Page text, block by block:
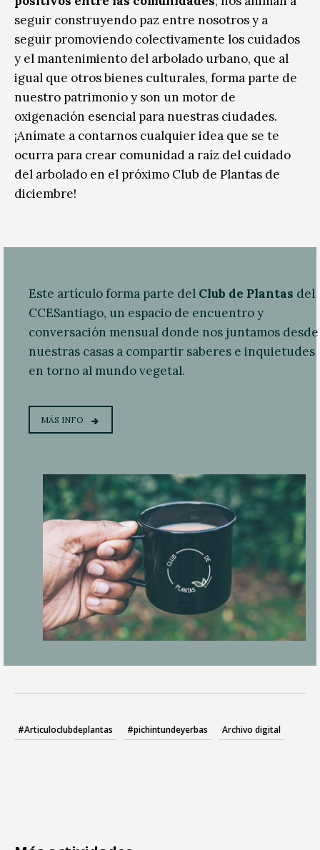
seguir construyendo paz entre nosotros y a
seguir promoviendo colectivamente los cuidados
y el mantenimiento del arbolado urbano, que al
igual que otros bienes culturales, forma parte de
nuestro patrimonio y son un motor de
oxigenación esencial para nuestras ciudades.
¡Anímate a contarnos cualquier idea que se te
ocurra para crear comunidad a raíz del cuidado
del arbolado en el próximo Club de Plantas de
diciembre!
Este artículo forma parte del Club de Plantas del
CCESantiago, un espacio de encuentro y
conversación mensual donde nos juntamos desde
nuestras casas a compartir saberes e inquietudes
en torno al mundo vegetal.
MÁS INFO
#Articuloclubdeplantas #pichintundeyerbas Archivo digital